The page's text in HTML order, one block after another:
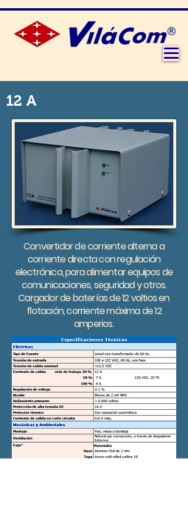
12 A
Convertidor de corriente alterna a
corriente directa con regulación
electrónica, para alimentar equipos de
comunicaciones, seguridad y otros.
Cargador de baterías de 12 voltios en
flotación, corriente máxima de 12
amperios.